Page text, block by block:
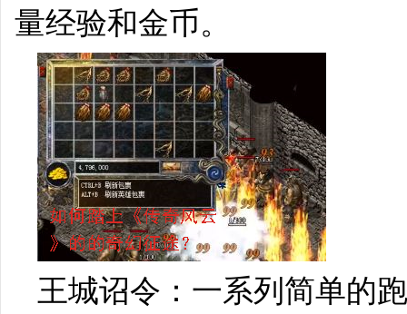
量经验和金币。
王城诏令：一系列简单的